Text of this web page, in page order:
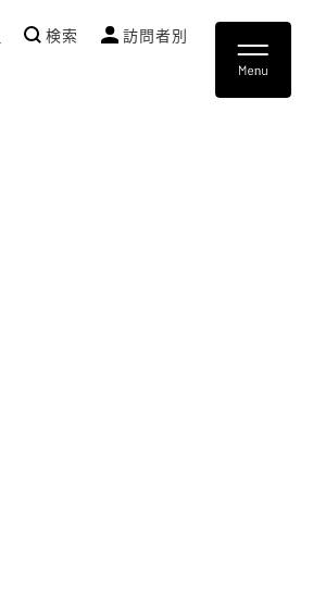
検索 訪問者別